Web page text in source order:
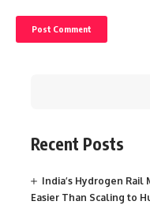
Recent Posts
India’s Hydrogen Rail
Easier Than Scaling to